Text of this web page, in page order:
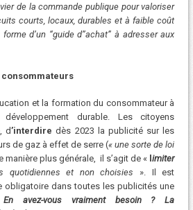
de la commande publique pour valoriser
courts, locaux, durables et à faible coût
d’un “guide d’’achat” à adresser aux
et la formation du consommateur à
développement durable. Les citoyens
d’interdiredès 2023 la publicité sur les
de gaz à effet de serre (« une sorte de loi
manière plus générale, il s’agit de « limiter
quotidiennes et non choisies ». Il est
obligatoire dans toutes les publicités une
En avez-vous vraiment besoin ? La